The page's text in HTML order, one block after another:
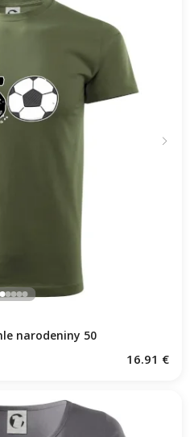
narodeniny 50
16.91 €